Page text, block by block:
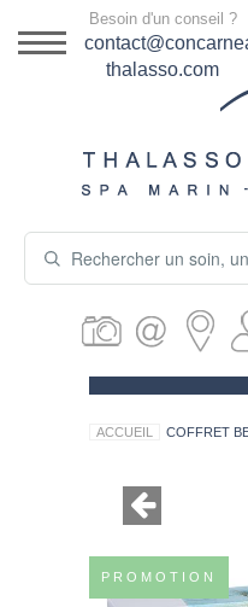
DESTINATION
SÉJOURS THALASSO
PRODUITS
GUIDE CADEAUX
Besoin d'un conseil ?
thalasso.com
ACCUEIL COFFRET
PROMOTION